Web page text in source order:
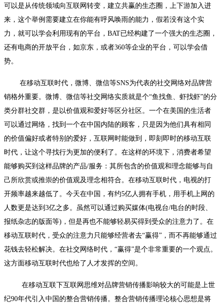
可以是从传统领域向互联网转变，建立共赢的生态圈，上下游加入进
来，这个举例需要建立在你能有呼风唤雨的能力，假若没有这个实
力，就可以学会利用现有的平台，BAT已经构建了一个强大的生态圈，
还有电商的开放平台，如京东，或者360等企业的平台，可以学会借
势。
在移动互联时代，微博、微信等SNS为代表的社交网络对品牌营
销格外重要。微博、微信等社交网络实质就是个“鱼找鱼、虾找虾”的分
类分群社交群，是以价值观和爱好等区分社区。一个在美国的生活者
可以通过网络，找到一个在中国内陆的顾客，只是因为他们具有相同
的价值偏好或者特别的爱好，互联网时能做到，即刻即时的移动互联
时代，让这个寻找行为更加的便利了。在这样的环境下，消费者希望
能够购买到这样品牌的产品/服务：其所包含的价值观和理念能够与自
己所欣赏或推崇的价值观及理念相符合。在移动互联时代，电视的打
开频率越来越低了。今天在中国，有约5亿人拥有手机，用手机上网的
人数更是达到3亿之多。虽然可以通过购买媒体(电视台/电台的时段、
报纸杂志的版面等)，但是再也不能够轻易买得到受众的注意力了。在
移动互联时代，受众的注意力只能够经营者去“赢得”，而不再能够通过
花钱去轻松解决。在社交网络时代，“赢得”是个非常重要的一个观点。
这方面移动互联时代也给了人才发挥的空间。
在移动互联下互联网思维对品牌营销传播影响较大的可能是上世
纪90年代引入中国的整合营销传播。整合营销传播理论核心思想是将